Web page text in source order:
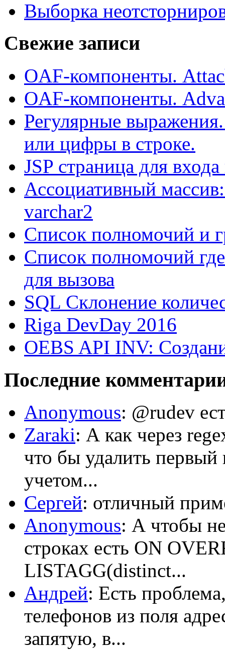
Выборка
Свежие записи
OAF-компоненты.
OAF-компоненты.
Регулярные
или цифры в строке.
JSP страница для
Ассоциативный
varchar2
Список полномочий и
Список полномочий
для вызова
SQL Склонение
Riga DevDay 2016
OEBS API INV:
Последние
Anonymous: @rudev
Zaraki: А как через
что бы удалить первый
учетом...
Сергей: отличный
Anonymous: А чтобы
строках есть ON
LISTAGG(distinct...
Андрей: Есть
телефонов из поля
запятую, в...